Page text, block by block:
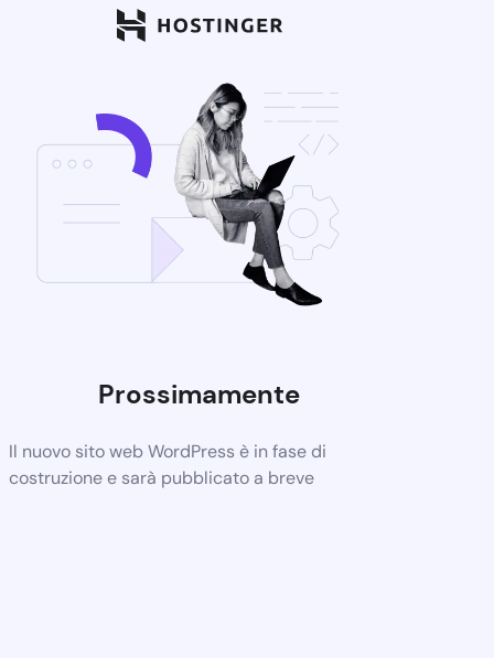
Prossimamente
Il nuovo sito web WordPress è in fase di
costruzione e sarà pubblicato a breve